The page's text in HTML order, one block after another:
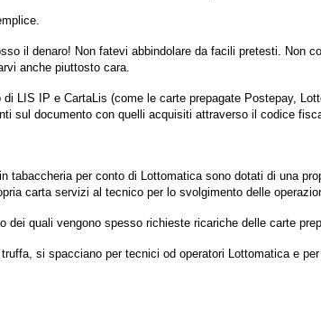
il denaro! Non fatevi abbindolare da facili pretesti.
anche piuttosto cara.
LIS IP e CartaLis (come le carte prepagate Postepay,
sul documento con quelli acquisiti attraverso il codice
tabaccheria per conto di Lottomatica sono dotati di una
carta servizi al tecnico per lo svolgimento delle
quali vengono spesso richieste ricariche delle carte
si spacciano per tecnici od operatori Lottomatica e